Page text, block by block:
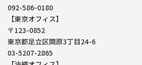
092-586-0180
【東京オフィス】
〒123-0852
東京都足立区関原3丁目24-6
03-5207-2865